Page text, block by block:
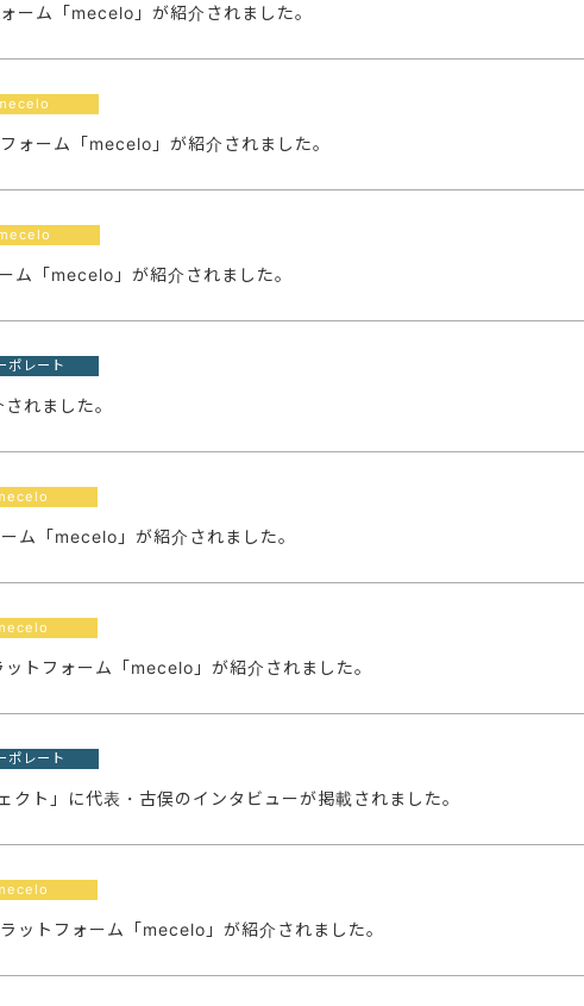
ーム「mecelo」が紹介されました。
ォーム「mecelo」が紹介されました。
ム「mecelo」が紹介されました。
ポレート
れました。
ム「mecelo」が紹介されました。
トフォーム「mecelo」が紹介されました。
ポレート
クト」に代表・古俣のインタビューが掲載されました。
ットフォーム「mecelo」が紹介されました。